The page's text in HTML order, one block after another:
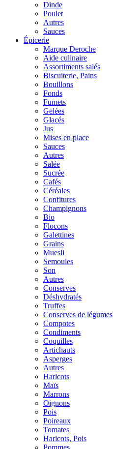
Dinde
Poulet
Autres
Sauces
Épicerie
Marque Deroche
Aide culinaire
Assortiments salés
Biscuiterie, Pains
Bouillons
Fonds
Fumets
Gelées
Glacés
Jus
Mises en place
Sauces
Autres
Salée
Sucrée
Cafés
Céréales
Confitures
Champignons
Bio
Flocons
Galettines
Grains
Muesli
Semoules
Son
Autres
Conserves
Déshydratés
Truffes
Conserves de légumes
Compotes
Condiments
Coquilles
Artichauts
Asperges
Autres
Haricots
Maïs
Marrons
Oignons
Pois
Poireaux
Tomates
Haricots, Pois
Pommes